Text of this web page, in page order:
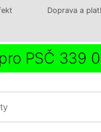
Doprava a
PSČ 339